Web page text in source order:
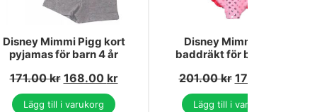
Disney Mimmi Pigg kort
pyjamas för barn 4 år
171.00kr 168.00 kr
Lägg till i varukorg
Disney Mimmi Pigg
baddräkt för barn, 3 år
201.00kr 178.00
Lägg till i varukorg